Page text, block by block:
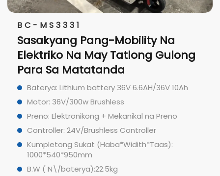
Na
Gulong
6.6AH/36V 10Ah
na Preno
Controller
Magaan At Portable
Elektrikong Mobility
May Lithium Battery
Baterya: Lithium battery 36V
Motor: 36V/300w Brushless
Brake:Elektronikong +
Controller: 24V/Brushless
Kumpletong Sukat
Buwang Timbang (nang